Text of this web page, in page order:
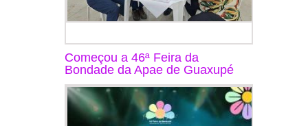
Começou a 46ª Feira da
Bondade da Apae de Guaxupé